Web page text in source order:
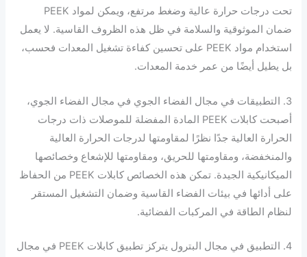
تحت درجات حرارة عالية وضغط مرتفع، ويمكن لمواد PEEK
ضمان الموثوقية والسلامة في ظل هذه الظروف القاسية. لا يعمل
استخدام مواد PEEK على تحسين كفاءة تشغيل المعدات فحسب،
بل يطيل أيضًا من عمر خدمة المعدات.
3. التطبيقات في مجال الفضاء الجوي في مجال الفضاء الجوي،
أصبحت كابلات PEEK المادة المفضلة للموصلات ذات درجات
الحرارة العالية جدًا نظرًا لمقاومتها لدرجات الحرارة العالية
والمنخفضة، ومقاومتها للحريق، ومقاومتها للإشعاع وخصائصها
الميكانيكية الجيدة. تمكن هذه الخصائص كابلات PEEK من الحفاظ
على أدائها في بيئات الفضاء القاسية وضمان التشغيل المستقر
لنظام الطاقة في المركبات الفضائية.
4. التطبيق في مجال البترول يتركز تطبيق كابلات PEEK في مجال